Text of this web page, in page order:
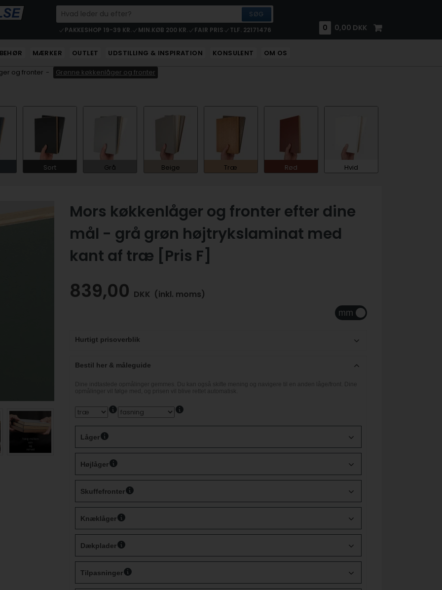
PAKKESHOP 19-39 KR. MIN.KØB 200 KR. FAIR PRIS TLF. 22171476 0 0,00 DKK
MÆRKER OUTLET UDSTILLING & INSPIRATION KONSULENT OM OS
og fronter - Grønne køkkenlåger og fronter
Sort Grå Beige Træ Rød Hvid
Mors køkkenlåger og fronter efter dine
mål - grå grøn højtrykslaminat med
kant af træ [Pris F]
839,00 DKK (inkl. moms)
Hurtigt prisoverblik
Bestil her & måleguide
Dine indtastede opmålinger gemmes. Du kan også skifte mening og navigere til en anden låge/front. Dine
opmålinger vil følge med, og prisen vil blive rettet automatisk.
Låger
Højlåger
Skuffefronter
Knæklåger
Dækplader
Tilpasninger